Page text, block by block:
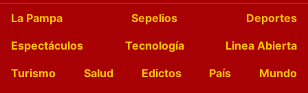
La Pampa Sepelios
Deportes
Espectáculos
Tecnología
Linea Abierta
Turismo
Salud Edictos País
Mundo